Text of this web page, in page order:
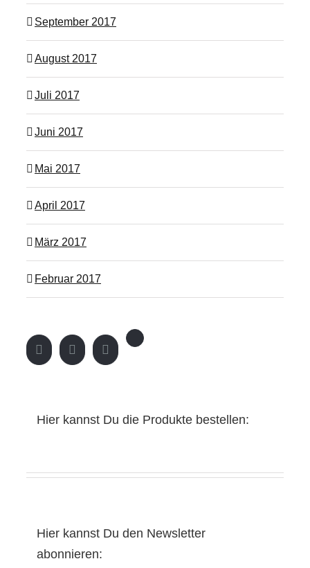
September 2017
August 2017
Juli 2017
Juni 2017
Mai 2017
April 2017
März 2017
Februar 2017
Hier kannst Du die Produkte bestellen:
Hier kannst Du den Newsletter
abonnieren: